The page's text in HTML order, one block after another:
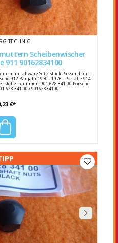
TECHNIC
Scheibenwischer
schwarz Porsche 911 90162834100
in schwarz Set 2 Stück Passend für : -
912 Baujahr 1970 - 1976 - Porsche 914
: 901 628 341 00 Porsche
628 341 00 / 90162834100
€*